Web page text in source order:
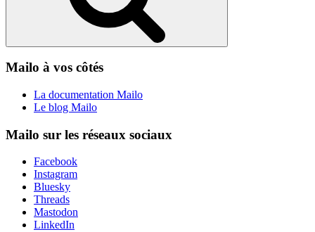
Mailo à vos côtés
La documentation Mailo
Le blog Mailo
Mailo sur les réseaux sociaux
Facebook
Instagram
Bluesky
Threads
Mastodon
LinkedIn